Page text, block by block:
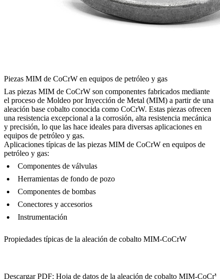
Piezas MIM de CoCrW en equipos de petróleo y gas
Las piezas MIM de CoCrW son componentes fabricados mediante
el proceso de Moldeo por Inyección de Metal (MIM) a partir de una
aleación base cobalto conocida como CoCrW. Estas piezas ofrecen
una resistencia excepcional a la corrosión, alta resistencia mecánica
y precisión, lo que las hace ideales para diversas aplicaciones en
equipos de petróleo y gas.
Aplicaciones típicas de las piezas MIM de CoCrW en equipos de
petróleo y gas:
Componentes de válvulas
Herramientas de fondo de pozo
Componentes de bombas
Conectores y accesorios
Instrumentación
Propiedades típicas de la aleación de cobalto MIM-CoCrW
Descargar PDF: Hoja de datos de la aleación de cobalto MIM-